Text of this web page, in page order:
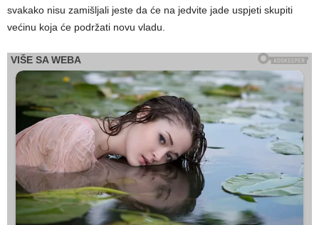
svakako nisu zamišljali jeste da će na jedvite jade uspjeti skupiti
većinu koja će podržati novu vladu.